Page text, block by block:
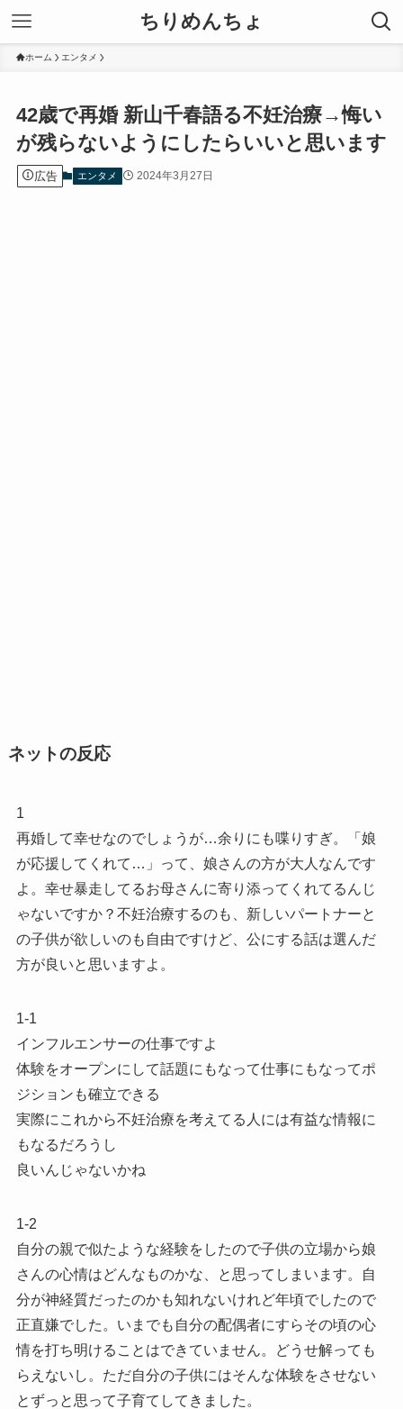
ちりめんちょ
ホーム エンタメ
42歳で再婚 新山千春語る不妊治療→悔い
が残らないようにしたらいいと思います
広告 エンタメ 2024年3月27日
ネットの反応
1
再婚して幸せなのでしょうが…余りにも喋りすぎ。「娘
が応援してくれて…」って、娘さんの方が大人なんです
よ。幸せ暴走してるお母さんに寄り添ってくれてるんじ
ゃないですか？不妊治療するのも、新しいパートナーと
の子供が欲しいのも自由ですけど、公にする話は選んだ
方が良いと思いますよ。
1-1
インフルエンサーの仕事ですよ
体験をオープンにして話題にもなって仕事にもなってポ
ジションも確立できる
実際にこれから不妊治療を考えてる人には有益な情報に
もなるだろうし
良いんじゃないかね
1-2
自分の親で似たような経験をしたので子供の立場から娘
さんの心情はどんなものかな、と思ってしまいます。自
分が神経質だったのかも知れないけれど年頃でしたので
正直嫌でした。いまでも自分の配偶者にすらその頃の心
情を打ち明けることはできていません。どうせ解っても
らえないし。ただ自分の子供にはそんな体験をさせない
とずっと思って子育てしてきました。